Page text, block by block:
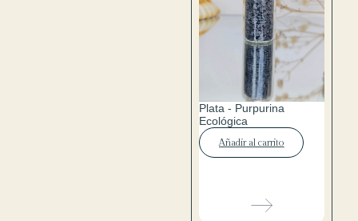
Plata - Purpurina
Ecológica
Añadir al carrito